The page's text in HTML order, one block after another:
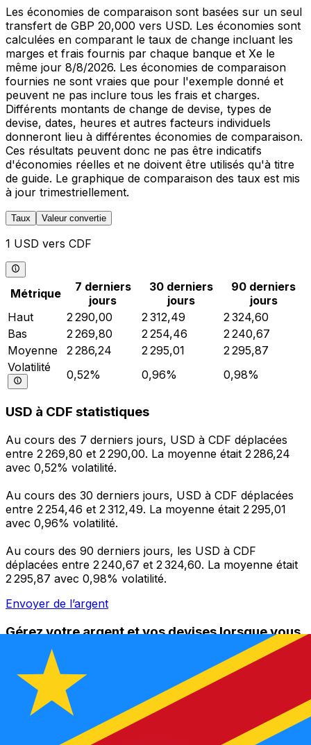
Les économies de comparaison sont basées sur un seul
transfert de GBP 20,000 vers USD. Les économies sont
calculées en comparant le taux de change incluant les
marges et frais fournis par chaque banque et Xe le
même jour 8/8/2026. Les économies de comparaison
fournies ne sont vraies que pour l'exemple donné et
peuvent ne pas inclure tous les frais et charges.
Différents montants de change de devise, types de
devise, dates, heures et autres facteurs individuels
donneront lieu à différentes économies de comparaison.
Ces résultats peuvent donc ne pas être indicatifs
d'économies réelles et ne doivent être utilisés qu'à titre
de guide. Le graphique de comparaison des taux est mis
à jour trimestriellement.
Taux Valeur convertie
1 USD vers CDF
Métrique
7 derniers
jours
30 derniers
jours
90 derniers
jours
Haut
2 290,00 2 312,49
2 324,60
Bas
2 269,80 2 254,46
2 240,67
Moyenne
2 286,24 2 295,01
2 295,87
Volatilité
0,52% 0,96% 0,98%
USD à CDF statistiques
Au cours des 7 derniers jours, USD à CDF déplacées
entre 2 269,80 et 2 290,00. La moyenne était 2 286,24
avec 0,52% volatilité.
Au cours des 30 derniers jours, USD à CDF déplacées
entre 2 254,46 et 2 312,49. La moyenne était 2 295,01
avec 0,96% volatilité.
Au cours des 90 derniers jours, les USD à CDF
déplacées entre 2 240,67 et 2 324,60. La moyenne était
2 295,87 avec 0,98% volatilité.
Envoyer de l’argent
Gérez votre argent et vos devises lorsque vous
êtes en déplacement
L'application Xe réunit toutes les fonctionnalités
nécessaires pour vos transferts d'argent internationaux
et la gestion de vos devises. Convertissez des devises,
programmez des alertes de taux et transférez de
l'argent à l'étranger sans frais cachés. Téléchargez